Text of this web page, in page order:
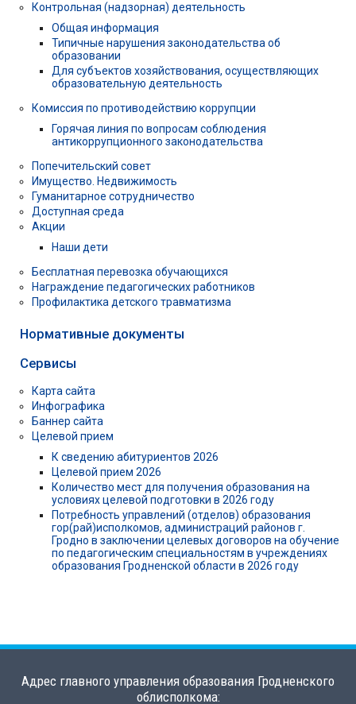
Контрольная (надзорная) деятельность
Общая информация
Типичные нарушения законодательства об
образовании
Для субъектов хозяйствования, осуществляющих
образовательную деятельность
Комиссия по противодействию коррупции
Горячая линия по вопросам соблюдения
антикоррупционного законодательства
Попечительский совет
Имущество. Недвижимость
Гуманитарное сотрудничество
Доступная среда
Акции
Наши дети
Бесплатная перевозка обучающихся
Награждение педагогических работников
Профилактика детского травматизма
Нормативные документы
Сервисы
Карта сайта
Инфографика
Баннер сайта
Целевой прием
К сведению абитуриентов 2026
Целевой прием 2026
Количество мест для получения образования на
условиях целевой подготовки в 2026 году
Потребность управлений (отделов) образования
гор(рай)исполкомов, администраций районов г.
Гродно в заключении целевых договоров на обучение
по педагогическим специальностям в учреждениях
образования Гродненской области в 2026 году
Адрес главного управления образования Гродненского
облисполкома: